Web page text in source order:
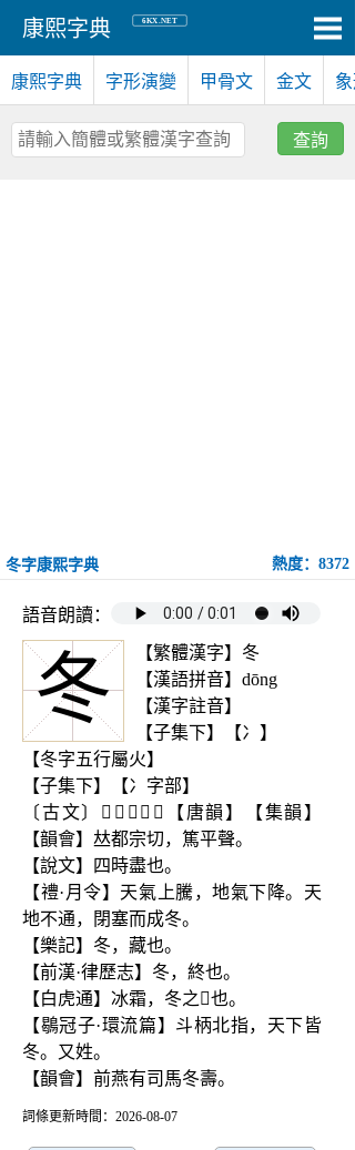
康熙字典 6KX.NET
康熙字典 字形演變 甲骨文 金文 象
查詢
冬字康熙字典 熱度：8372
語音朗讀：
冬
【繁體漢字】冬
【漢語拼音】dōng
【漢字註音】
【子集下】【冫】
【冬字五行屬火】
【子集下】【冫字部】
〔古文〕𣆼𣅈𠘀𠔙𠘗【唐韻】【集韻】
【韻會】𠀤都宗切，篤平聲。
【說文】四時盡也。
【禮·月令】天氣上騰，地氣下降。天
地不通，閉塞而成冬。
【樂記】冬，藏也。
【前漢·律歷志】冬，終也。
【白虎通】冰霜，冬之𠋫也。
【鶡冠子·環流篇】斗柄北指，天下皆
冬。又姓。
【韻會】前燕有司馬冬壽。
詞條更新時間：2026-08-07